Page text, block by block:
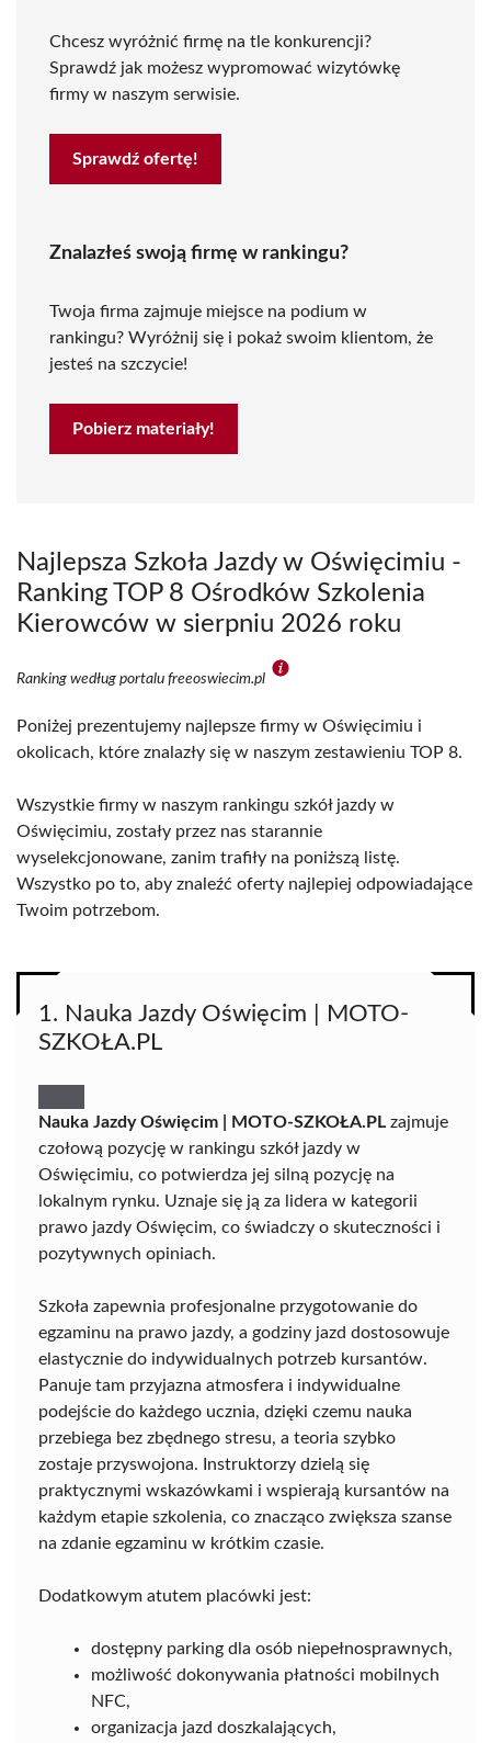
Chcesz wyróżnić firmę na tle konkurencji?
Sprawdź jak możesz wypromować wizytówkę
firmy w naszym serwisie.
Sprawdź ofertę!
Znalazłeś swoją firmę w rankingu?
Twoja firma zajmuje miejsce na podium w
rankingu? Wyróżnij się i pokaż swoim klientom, że
jesteś na szczycie!
Pobierz materiały!
Najlepsza Szkoła Jazdy w Oświęcimiu -
Ranking TOP 8 Ośrodków Szkolenia
Kierowców w sierpniu 2026 roku
Ranking według portalu freeoswiecim.pl
Poniżej prezentujemy najlepsze firmy w Oświęcimiu i
okolicach, które znalazły się w naszym zestawieniu TOP 8.
Wszystkie firmy w naszym rankingu szkół jazdy w
Oświęcimiu, zostały przez nas starannie
wyselekcjonowane, zanim trafiły na poniższą listę.
Wszystko po to, aby znaleźć oferty najlepiej odpowiadające
Twoim potrzebom.
1. Nauka Jazdy Oświęcim | MOTO-
SZKOŁA.PL
Nauka Jazdy Oświęcim | MOTO-SZKOŁA.PL zajmuje
czołową pozycję w rankingu szkół jazdy w
Oświęcimiu, co potwierdza jej silną pozycję na
lokalnym rynku. Uznaje się ją za lidera w kategorii
prawo jazdy Oświęcim, co świadczy o skuteczności i
pozytywnych opiniach.
Szkoła zapewnia profesjonalne przygotowanie do
egzaminu na prawo jazdy, a godziny jazd dostosowuje
elastycznie do indywidualnych potrzeb kursantów.
Panuje tam przyjazna atmosfera i indywidualne
podejście do każdego ucznia, dzięki czemu nauka
przebiega bez zbędnego stresu, a teoria szybko
zostaje przyswojona. Instruktorzy dzielą się
praktycznymi wskazówkami i wspierają kursantów na
każdym etapie szkolenia, co znacząco zwiększa szanse
na zdanie egzaminu w krótkim czasie.
Dodatkowym atutem placówki jest:
dostępny parking dla osób niepełnosprawnych,
możliwość dokonywania płatności mobilnych
NFC,
organizacja jazd doszkalających,